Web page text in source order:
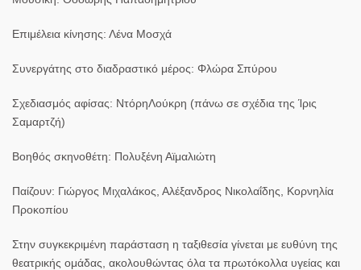
Επιμέλεια κίνησης: Λένα Μοσχά
Συνεργάτης στο διαδραστικό μέρος: Φλώρα Σπύρου
Σχεδιασμός αφίσας: ΝτόρηΛούκρη (πάνω σε σχέδια της Ίρις
Σαμαρτζή)
Βοηθός σκηνοθέτη: Πολυξένη Αϊμαλιώτη
Παίζουν: Γιώργος Μιχαλάκος, Αλέξανδρος Νικολαΐδης, Κορνηλία
Προκοπίου
Στην συγκεκριμένη παράσταση η ταξιθεσία γίνεται με ευθύνη της
θεατρικής ομάδας, ακολουθώντας όλα τα πρωτόκολλα υγείας και